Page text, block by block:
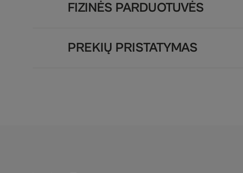
FIZINĖS PARDUOTUVĖS
PREKIŲ PRISTATYMAS